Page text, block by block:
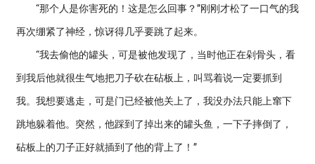
“那个人是你害死的！这是怎么回事？”刚刚才松了一口气的我
再次绷紧了神经，惊讶得几乎要跳了起来。
“我去偷他的罐头，可是被他发现了，当时他正在剁骨头，看
到我后他就很生气地把刀子砍在砧板上，叫骂着说一定要抓到
我。我想要逃走，可是门已经被他关上了，我没办法只能上窜下
跳地躲着他。突然，他踩到了掉出来的罐头鱼，一下子摔倒了，
砧板上的刀子正好就插到了他的背上了！”